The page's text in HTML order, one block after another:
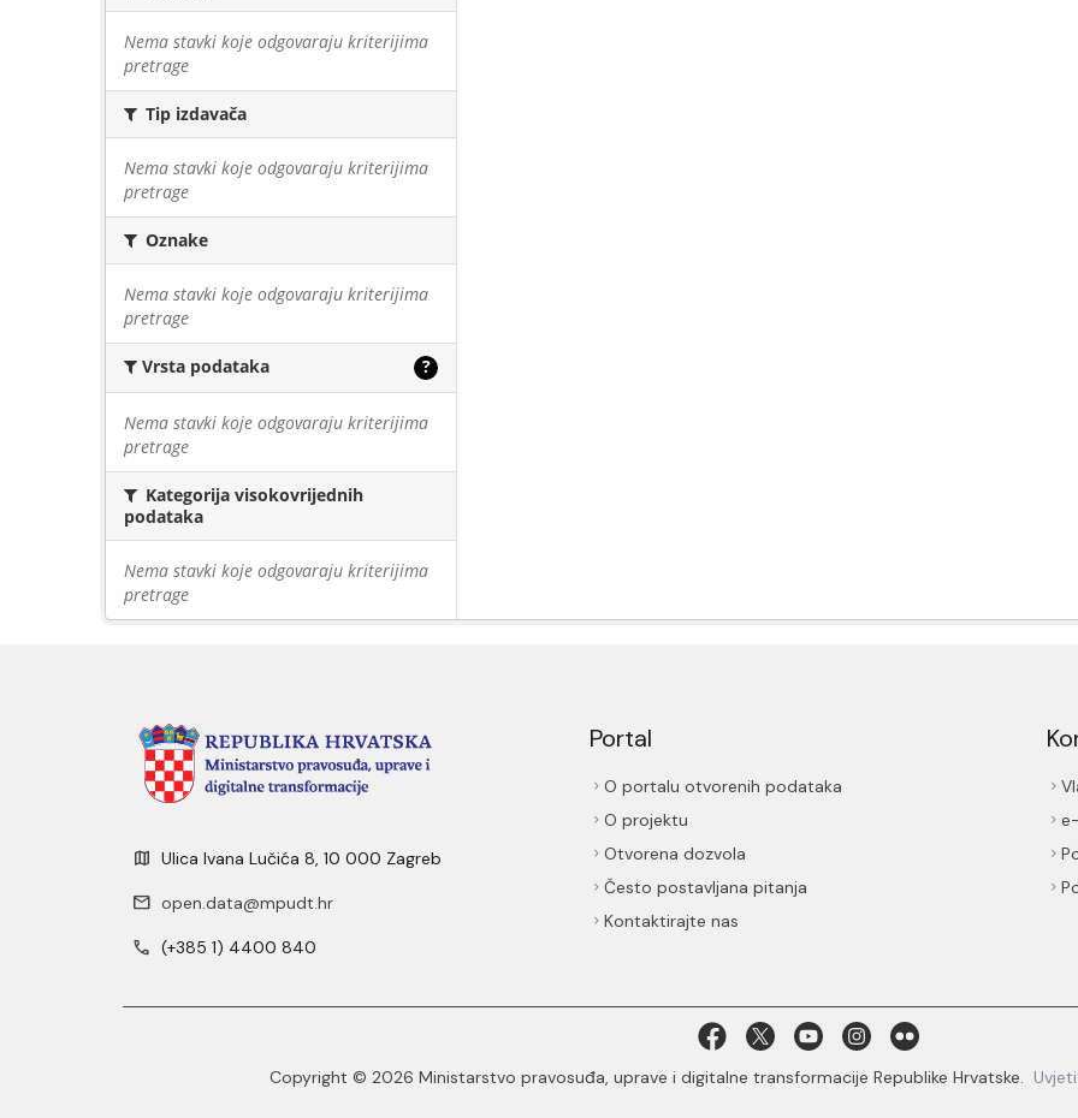
Nema stavki koje odgovaraju kriterijima
pretrage
Tip izdavača
Nema stavki koje odgovaraju kriterijima
pretrage
Oznake
Nema stavki koje odgovaraju kriterijima
pretrage
Vrsta podataka ?
Nema stavki koje odgovaraju kriterijima
pretrage
Kategorija visokovrijednih
podataka
Nema stavki koje odgovaraju kriterijima
pretrage